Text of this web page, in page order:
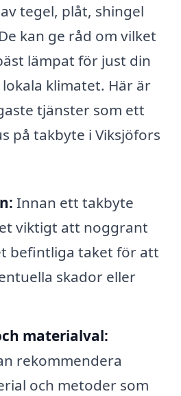
tegel, plåt, shingel
kan ge råd om vilket
lämpat för just din
klimatet. Här är
tjänster som ett
på takbyte i Viksjöfors
Innan ett takbyte
viktigt att noggrant
befintliga taket för att
skador eller
materialval:
rekommendera
och metoder som